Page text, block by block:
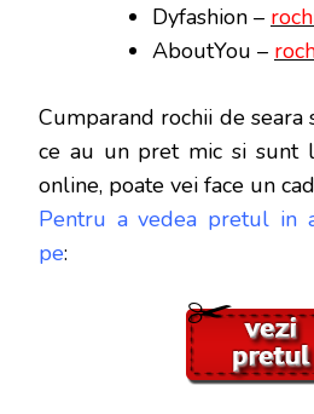
Dyfashion –
AboutYou –
Cumparand rochii de seara
ce au un pret mic si sunt
online, poate vei face un
Pentru a vedea pretul in
pe: